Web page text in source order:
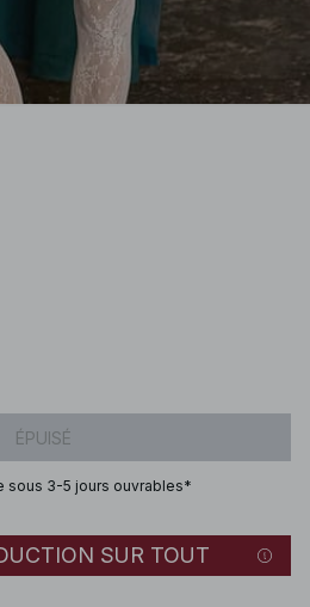
ÉPUISÉ
sous 3-5 jours ouvrables*
SUR TOUT